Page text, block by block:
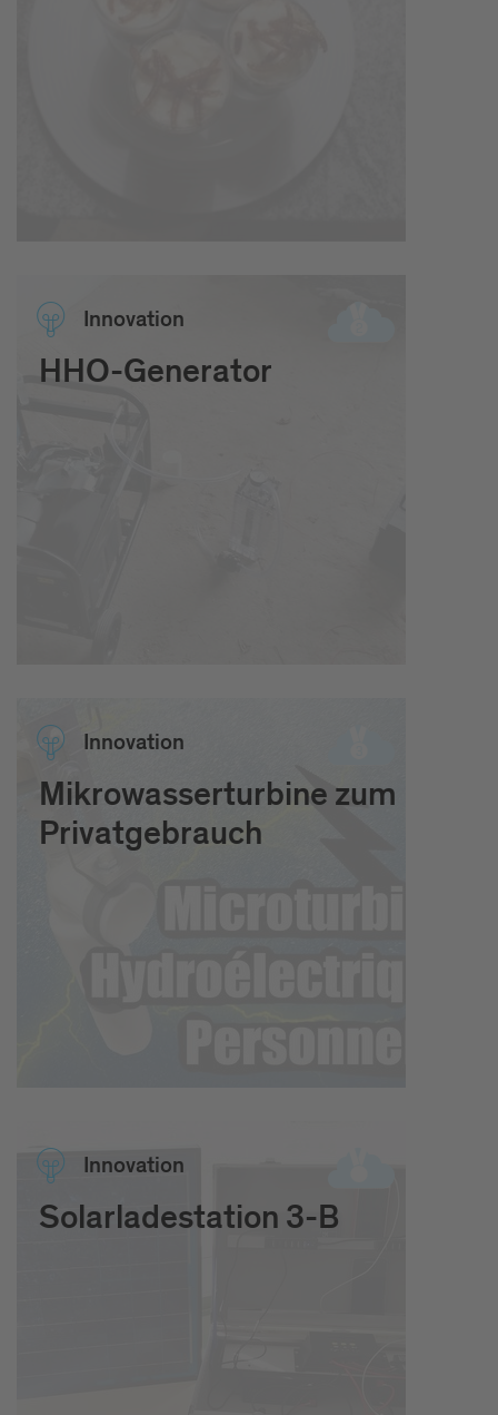
Inno­vation
HHO-Generator
Inno­vation
Mikrowasserturbine zum
Privatgebrauch
Inno­vation
Solarladestation 3-B